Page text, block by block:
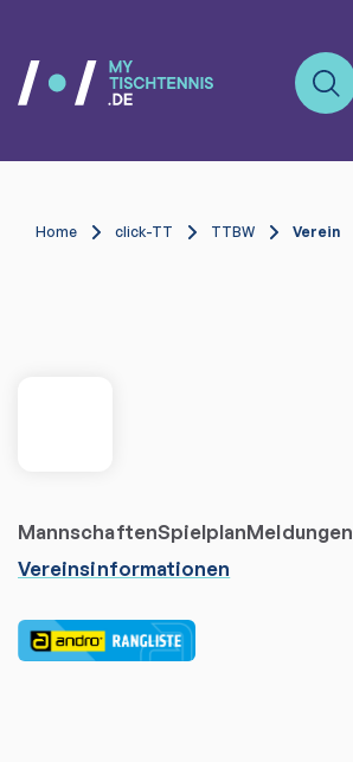
Home click-TT TTBW Verein
MannschaftenSpielplanMeldungen
Vereinsinformationen